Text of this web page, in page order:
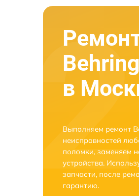
в
Выполняем ремонт
неисправностей
поломки, заменяем
устройства.
запчасти, после
гарантию.